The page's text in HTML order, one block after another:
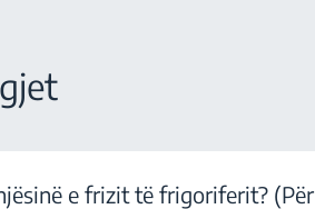
e frizit të frigoriferit? (Për